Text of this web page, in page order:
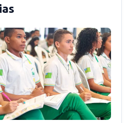
Nunes de Barros onde o
na Comunidade”
do Cadastro Único /
de Carteira de
do autista, Carteira do
Passe livre do
e PCD, Passe cultural
e orientação para